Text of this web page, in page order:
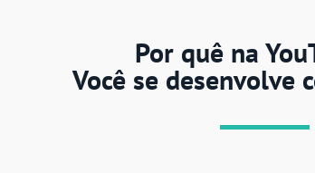
Por quê na
Você se desenvolve